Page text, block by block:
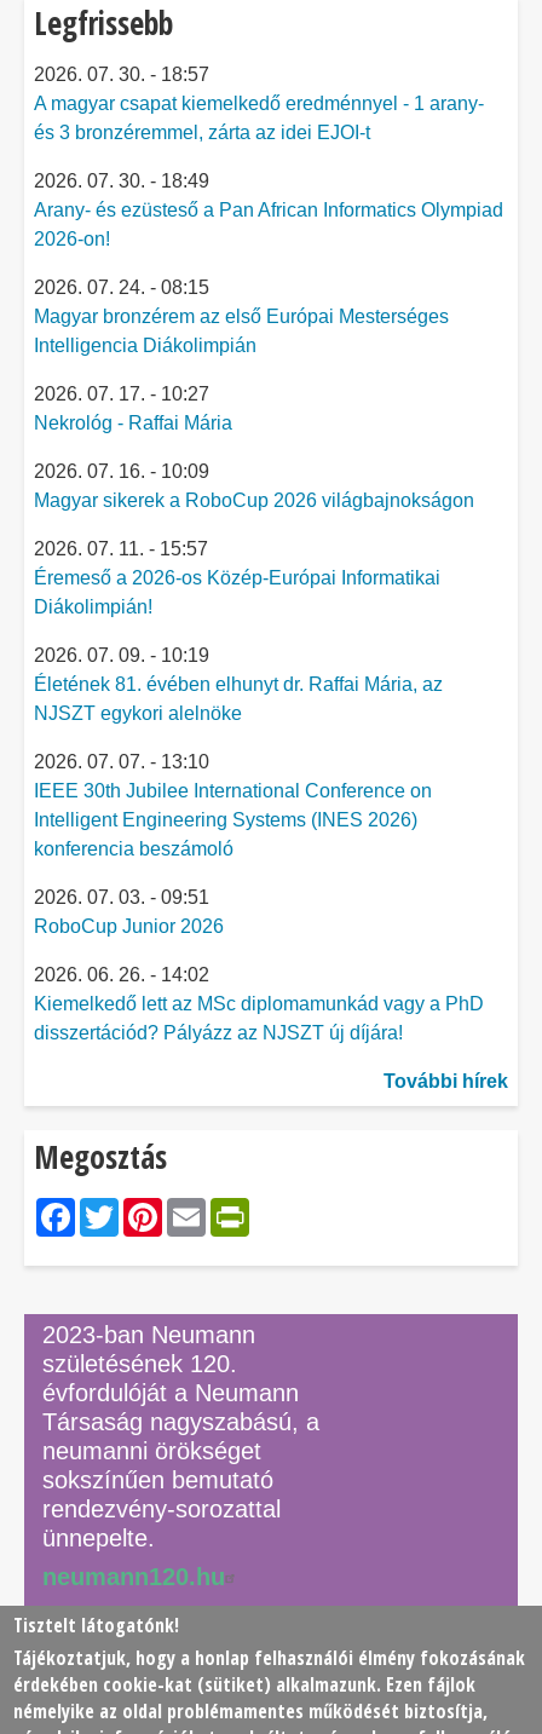
Legfrissebb
2026. 07. 30. - 18:57
A magyar csapat kiemelkedő eredménnyel - 1 arany-
és 3 bronzéremmel, zárta az idei EJOI-t
2026. 07. 30. - 18:49
Arany- és ezüsteső a Pan African Informatics Olympiad
2026-on!
2026. 07. 24. - 08:15
Magyar bronzérem az első Európai Mesterséges
Intelligencia Diákolimpián
2026. 07. 17. - 10:27
Nekrológ - Raffai Mária
2026. 07. 16. - 10:09
Magyar sikerek a RoboCup 2026 világbajnokságon
2026. 07. 11. - 15:57
Éremeső a 2026-os Közép-Európai Informatikai
Diákolimpián!
2026. 07. 09. - 10:19
Életének 81. évében elhunyt dr. Raffai Mária, az
NJSZT egykori alelnöke
2026. 07. 07. - 13:10
IEEE 30th Jubilee International Conference on
Intelligent Engineering Systems (INES 2026)
konferencia beszámoló
2026. 07. 03. - 09:51
RoboCup Junior 2026
2026. 06. 26. - 14:02
Kiemelkedő lett az MSc diplomamunkád vagy a PhD
disszertációd? Pályázz az NJSZT új díjára!
További hírek
Megosztás
Facebook
Twitter
Pinterest
Email
2023-ban Neumann
születésének 120.
évfordulóját a Neumann
Társaság nagyszabású, a
neumanni örökséget
sokszínűen bemutató
rendezvény-sorozattal
ünnepelte.
neumann120.hu
© 2026 Neumann János Számítógéptudományi Társaság
(NJSZT)
Tisztelt látogatónk!
Tájékoztatjuk, hogy a honlap felhasználói élmény fokozásának
érdekében cookie-kat (sütiket) alkalmazunk. Ezen fájlok
némelyike az oldal problémamentes működését biztosítja,